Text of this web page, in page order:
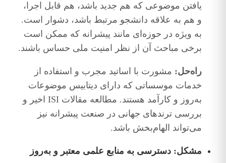
یافتن موضوعی که هم جدید باشد، هم قابل اجرا،
و هم به علاقه دانشجو مرتبط باشد، دشوار است.
به ویژه در حوزه‌ای مانند پیشرانه که ممکن است
برخی مباحث آن از نظر امنیت ملی حساس باشند.
راه‌حل: مشورت با اساتید مجرب و استفاده از
خدمات موسساتی که دارای دیتابیس موضوعات
به‌روز و کارآمد هستند. مطالعه مقالات ISI اخیر و
بررسی ترندهای جهانی در صنعت پیشرانه نیز
می‌تواند الهام‌بخش باشد.
مشکل: دسترسی به منابع علمی معتبر و به‌روز